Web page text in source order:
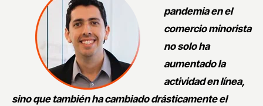
pandemia en el
comercio minorista
no solo ha
aumentado la
actividad en línea,
sino que también ha cambiado drásticamente el